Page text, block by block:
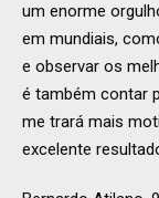
um enorme
em mundiais,
e observar os
é também contar
me trará mais
excelente